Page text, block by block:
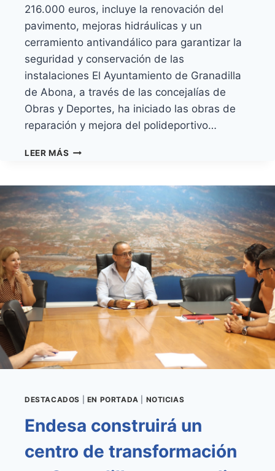
216.000 euros, incluye la renovación del
pavimento, mejoras hidráulicas y un
cerramiento antivandálico para garantizar la
seguridad y conservación de las
instalaciones El Ayuntamiento de Granadilla
de Abona, a través de las concejalías de
Obras y Deportes, ha iniciado las obras de
reparación y mejora del polideportivo…
LEER MÁS EL
LAS
OBRAS
DE
MEJORA
DEL
POLIDEPORTIVO
DE
LA
HOYITA
EN
SAN
ISIDRO
DESTACADOS EN PORTADA NOTICIAS
Endesa construirá un
centro de transformación